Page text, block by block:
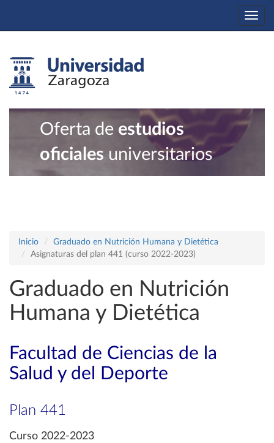
Oferta de estudios
oficiales universitarios
Inicio
Graduado en Nutrición Humana y Dietética
Asignaturas del plan 441 (curso 2022-2023)
Graduado en Nutrición
Humana y Dietética
Facultad de Ciencias de la
Salud y del Deporte
Plan 441
Curso 2022-2023